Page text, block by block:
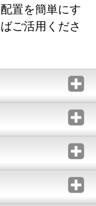
置を簡単にす
ご活用くださ